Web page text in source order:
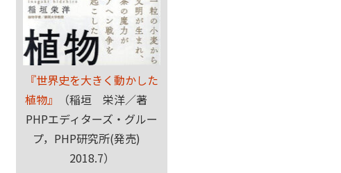
『世界史を大きく動かした
植物』
（稲垣 栄洋／著
PHPエディターズ・グルー
プ，PHP研究所(発売)
2018.7）